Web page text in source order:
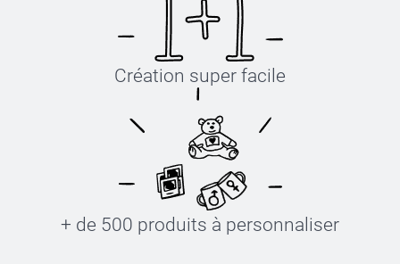
Création super facile
+ de 500 produits à personnaliser